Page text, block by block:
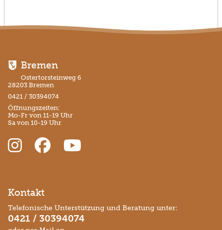
Bremen
Ostertorsteinweg 6
28203 Bremen
0421 / 30394074
Öffnungszeiten:
Mo-Fr von 11-19 Uhr
Sa von 10-19 Uhr
Kontakt
Telefonische Unterstützung und Beratung unter:
0421 / 30394074